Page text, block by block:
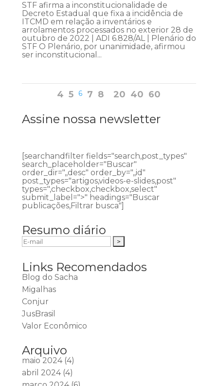
STF afirma a inconstitucionalidade de
Decreto Estadual que fixa a incidência de
ITCMD em relação a inventários e
arrolamentos processados no exterior 28 de
outubro de 2022 | ADI 6.828/AL | Plenário do
STF O Plenário, por unanimidade, afirmou
ser inconstitucional...
4 5 6 7 8 20 40 60
Assine nossa newsletter
[searchandfilter fields="search,post_types"
search_placeholder="Buscar"
order_dir=",,desc" order_by=",,id"
post_types="artigos,videos-e-slides,post"
types=",checkbox,checkbox,select"
submit_label=">" headings="Buscar
publicações,Filtrar busca"]
Resumo diário
Links Recomendados
Blog do Sacha
Migalhas
Conjur
JusBrasil
Valor Econômico
Arquivo
maio 2024(4)
abril 2024(4)